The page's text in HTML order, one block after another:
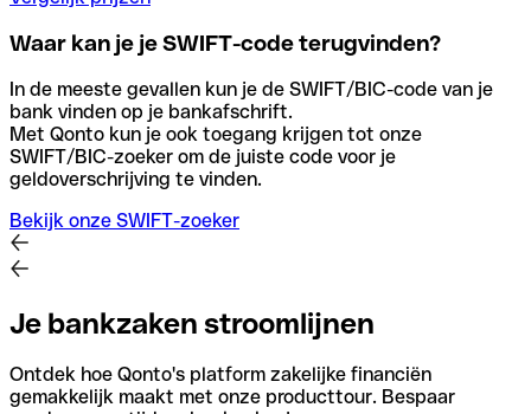
Waar kan je je SWIFT-code terugvinden?
In de meeste gevallen kun je de SWIFT/BIC-code van je
bank vinden op je bankafschrift.
Met Qonto kun je ook toegang krijgen tot onze
SWIFT/BIC-zoeker om de juiste code voor je
geldoverschrijving te vinden.
Bekijk onze SWIFT-zoeker
Je bankzaken stroomlijnen
Ontdek hoe Qonto's platform zakelijke financiën
gemakkelijk maakt met onze producttour. Bespaar